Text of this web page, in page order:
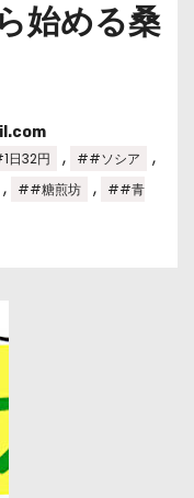
始める桑
日32円 , ##ソシア ,
, ##糖煎坊 ,
##青